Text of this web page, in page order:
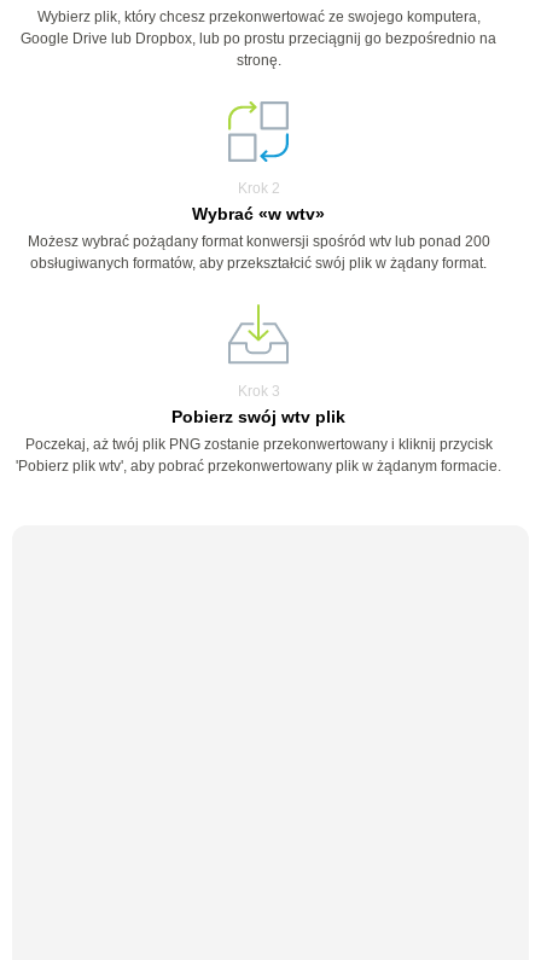
Wybierz plik, który chcesz przekonwertować ze swojego komputera,
Google Drive lub Dropbox, lub po prostu przeciągnij go bezpośrednio na
stronę.
Krok 2
Wybrać «w wtv»
Możesz wybrać pożądany format konwersji spośród wtv lub ponad 200
obsługiwanych formatów, aby przekształcić swój plik w żądany format.
Krok 3
Pobierz swój wtv plik
Poczekaj, aż twój plik PNG zostanie przekonwertowany i kliknij przycisk
'Pobierz plik wtv', aby pobrać przekonwertowany plik w żądanym formacie.